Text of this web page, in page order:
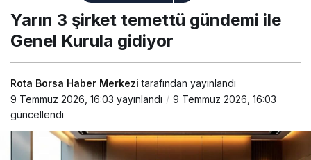
ile Genel Kurula
gidiyor
Yarın 3 şirket temettü gündemi ile
Genel Kurula gidiyor
Rota Borsa Haber Merkezi tarafından yayınlandı
9 Temmuz 2026, 16:03 yayınlandı
9 Temmuz 2026, 16:03
güncellendi